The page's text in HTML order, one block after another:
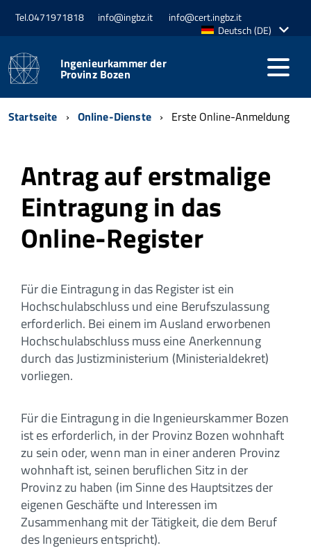
Tel.0471971818 info@ingbz.it
info@cert.ingbz.it
AktiveDeutsch (DE)
Ingenieurkammer der
Provinz Bozen
Startseite Online-Dienste Erste Online-Anmeldung
Antrag auf erstmalige
Eintragung in das
Online-Register
Für die Eintragung in das Register ist ein
Hochschulabschluss und eine Berufszulassung
erforderlich. Bei einem im Ausland erworbenen
Hochschulabschluss muss eine Anerkennung
durch das Justizministerium (Ministerialdekret)
vorliegen.
Für die Eintragung in die Ingenieurskammer Bozen
ist es erforderlich, in der Provinz Bozen wohnhaft
zu sein oder, wenn man in einer anderen Provinz
wohnhaft ist, seinen beruflichen Sitz in der
Provinz zu haben (im Sinne des Hauptsitzes der
eigenen Geschäfte und Interessen im
Zusammenhang mit der Tätigkeit, die dem Beruf
des Ingenieurs entspricht).